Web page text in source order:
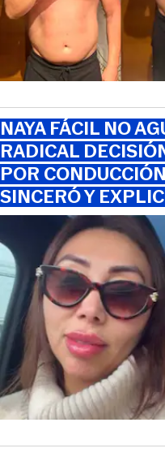
NAYA FÁCIL NO
RADICAL
POR
SINCERÓ Y